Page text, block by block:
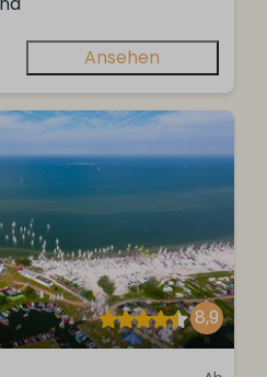
Ansehen
8,9